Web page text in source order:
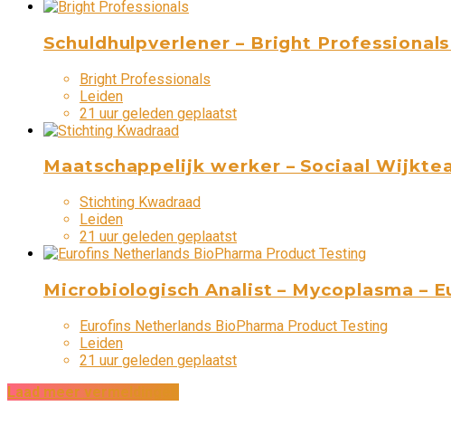
Schuldhulpverlener – Bright
Bright Professionals
Leiden
21 uur geleden geplaatst
Maatschappelijk werker – Sociaal
Stichting Kwadraad
Leiden
21 uur geleden geplaatst
Microbiologisch Analist – Mycoplasma –
Eurofins Netherlands BioPharma Product Testing
Leiden
21 uur geleden geplaatst
Laad meer vermeldingen